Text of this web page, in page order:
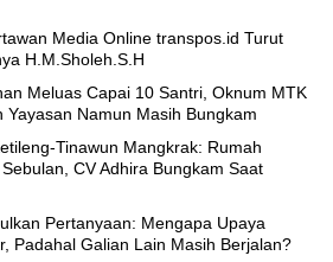
Media Online transpos.id Turut
H.M.Sholeh.S.H
Meluas Capai 10 Santri, Oknum MTK
Yayasan Namun Masih Bungkam
Tinawun Mangkrak: Rumah
CV Adhira Bungkam Saat
Pertanyaan: Mengapa Upaya
Padahal Galian Lain Masih Berjalan?